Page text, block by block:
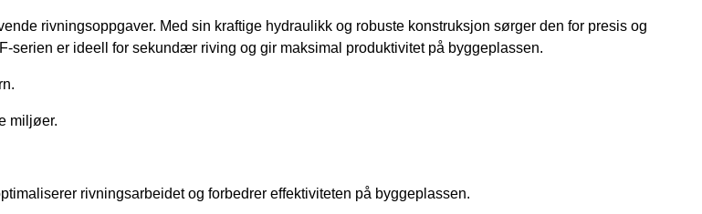
rivningsoppgaver. Med sin kraftige hydraulikk og robuste konstruksjon sørger den for presis og
serien er ideell for sekundær riving og gir maksimal produktivitet på byggeplassen.
miljøer.
rivningsarbeidet og forbedrer effektiviteten på byggeplassen.